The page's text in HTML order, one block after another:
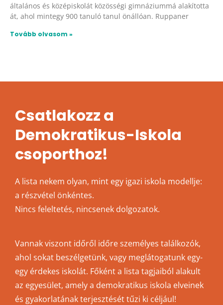
általános és középiskolát közösségi gimnáziummá alakította
át, ahol mintegy 900 tanuló tanul önállóan. Ruppaner
Tovább olvasom »
Csatlakozz a
Demokratikus-Iskola
csoporthoz!
A lista nekem olyan, mint egy igazi iskola modellje:
a részvétel önkéntes.
Nincs feleltetés, nincsenek dolgozatok.
Vannak viszont időről időre személyes találkozók,
ahol sokat beszélgetünk, vagy meglátogatunk egy-
egy érdekes iskolát. Főként a lista tagjaiból alakult
az egyesület, amely a demokratikus iskola elveinek
és gyakorlatának terjesztését tűzi ki céljául!